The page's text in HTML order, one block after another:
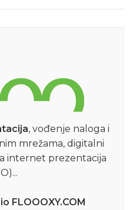
, vođenje naloga i
mrežama, digitalni
internet prezentacija
FLOOOXY.COM